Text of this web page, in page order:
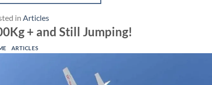
in Articles
+ and Still Jumping!
ARTICLES